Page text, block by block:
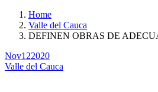
Home
Valle del Cauca
DEFINEN OBRAS DE
Nov122020
Valle del Cauca